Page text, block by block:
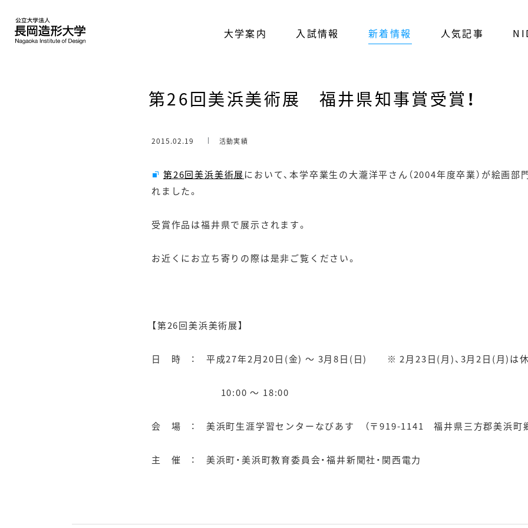
大学案内 入試情報 新着情報 人気記事
第26回美浜美術展 福井県知事賞受賞！
2015.02.19 活動実績
第26回美浜美術展において、本学卒業生の大瀧洋平さん（2004年度卒業）が絵画部
れました。
受賞作品は福井県で展示されます。
お近くにお立ち寄りの際は是非ご覧ください。
【第26回美浜美術展】
日 時 ： 平成27年2月20日(金) 〜 3月8日(日) ※ 2月23日(月)、3月2日(月)は
10:00 〜 18:00
会 場 ： 美浜町生涯学習センターなびあす （〒919-1141 福井県三方郡美浜町郷
主 催 ： 美浜町・美浜町教育委員会・福井新聞社・関西電力